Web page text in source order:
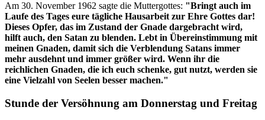
Am 30. November 1962 sagte die Muttergottes: "Bringt auch im
Laufe des Tages eure tägliche Hausarbeit zur Ehre Gottes dar!
Dieses Opfer, das im Zustand der Gnade dargebracht wird,
hilft auch, den Satan zu blenden. Lebt in Übereinstimmung mit
meinen Gnaden, damit sich die Verblendung Satans immer
mehr ausdehnt und immer größer wird. Wenn ihr die
reichlichen Gnaden, die ich euch schenke, gut nutzt, werden sie
eine Vielzahl von Seelen besser machen."
Stunde der Versöhnung am Donnerstag und Freitag